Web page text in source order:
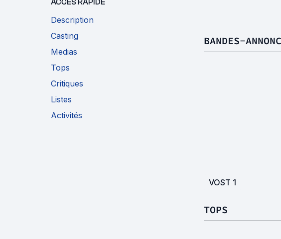
Description
Casting
Medias
Tops
Critiques
Listes
Activités
BANDES-
VOST 1
TOPS